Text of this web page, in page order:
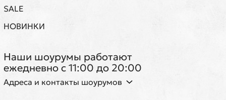
SALE
НОВИНКИ
Наши шоурумы работают
ежедневно с 11:00 до 20:00
Адреса и контакты шоурумов